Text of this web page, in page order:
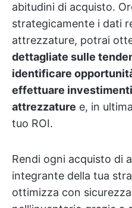
abitudini di acquisto.
strategicamente i dati
attrezzature, potrai
dettagliate sulle
identificare
effettuare
attrezzature e, in
tuo ROI.
Rendi ogni acquisto di
integrante della tua
ottimizza con